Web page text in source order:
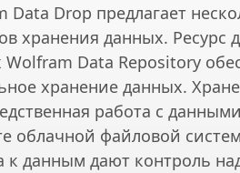
Data Drop предлагает
хранения данных. Ресурс
Data Repository
хранение данных.
работа с
облачной файловой
к данным дают контроль